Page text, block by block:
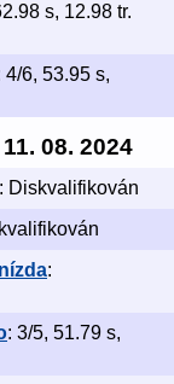
s, 12.98 tr.
4/6, 53.95 s,
11. 08. 2024
: Diskvalifikován
:
: 3/5, 51.79 s,